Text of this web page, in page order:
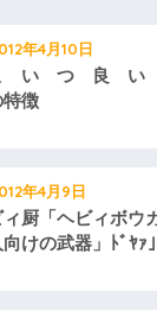
ってガ
に車体
るレベ
いるん
とに疲
庭に大
近寄る
取引先
ろかガ
言」に
か超能
のトメ
り
【復
年4月10日
い つ 良 い
徴
年4月9日
厨「ヘビィボウ
けの武器」ﾄﾞﾔｧ」